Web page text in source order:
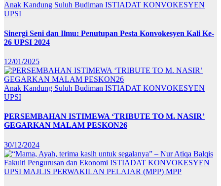
Anak Kandung Suluh Budiman ISTIADAT KONVOKESYEN
UPSI
Sinergi Seni dan Ilmu: Penutupan Pesta Konvokesyen Kali Ke-
26 UPSI 2024
12/01/2025
Anak Kandung Suluh Budiman ISTIADAT KONVOKESYEN
UPSI
PERSEMBAHAN ISTIMEWA ‘TRIBUTE TO M. NASIR’
GEGARKAN MALAM PESKON26
30/12/2024
Fakulti Pengurusan dan Ekonomi ISTIADAT KONVOKESYEN
UPSI MAJLIS PERWAKILAN PELAJAR (MPP) MPP